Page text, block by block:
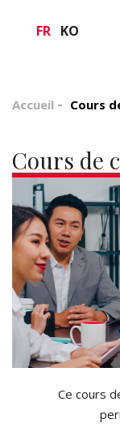
FR KO
Accueil Cours
Cours de
Ce cours